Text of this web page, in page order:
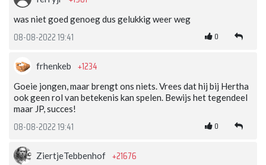
was niet goed genoeg dus gelukkig weer weg
08-08-2022 19:41 0
frhenkeb +1234
Goeie jongen, maar brengt ons niets. Vrees dat hij bij Hertha
ook geen rol van betekenis kan spelen. Bewijs het tegendeel
maar JP, succes!
08-08-2022 19:41 0
ZiertjeTebbenhof +21676